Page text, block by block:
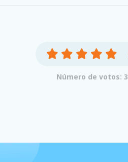
Número de votos: 3